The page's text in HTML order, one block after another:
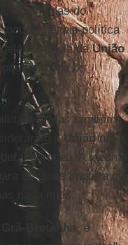
as antenas do
política
ausência daUnião
todos os
Mas também
aUniãoum
europeu. A mesma
os quais importa que
nada mais.
Grã-Bretanha, é